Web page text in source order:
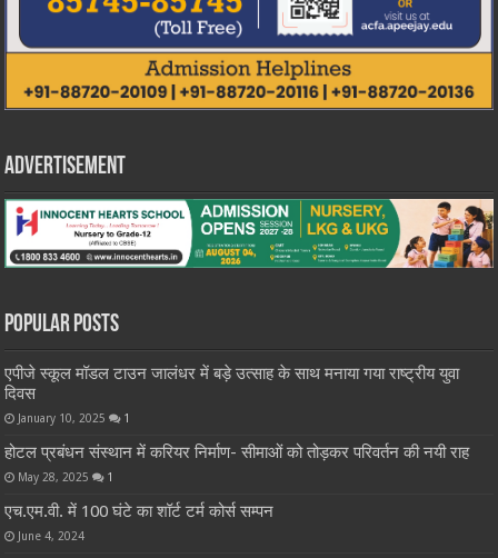
Advertisement
Popular Posts
एपीजे स्कूल मॉडल टाउन जालंधर में बड़े उत्साह के साथ मनाया गया राष्ट्रीय युवा
दिवस
January 10, 2025 1
होटल प्रबंधन संस्थान में करियर निर्माण- सीमाओं को तोड़कर परिवर्तन की नयी राह
May 28, 2025 1
एच.एम.वी. में 100 घंटे का शॉर्ट टर्म कोर्स सम्पन
June 4, 2024